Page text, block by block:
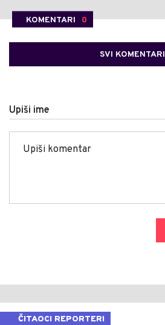
KOMENTARI 0
SVI KOMENTARI
Upiši ime
ČITAOCI REPORTERI